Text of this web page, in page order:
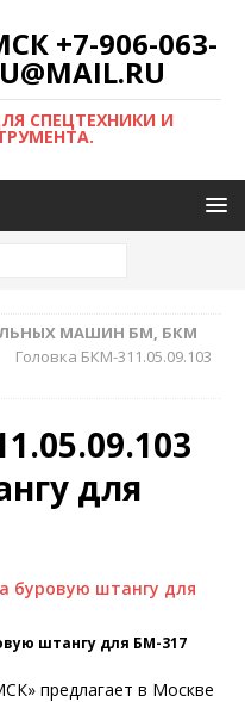
+7-906-063-
СПЕЦТЕХНИКИ И
МАШИН БМ, БКМ
Головка БКМ-311.05.09.103
для
штангу для БМ-317
предлагает в Москве